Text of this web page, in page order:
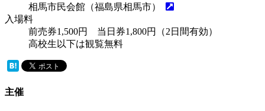
相馬市民会館（福島県相馬市）
入場料
前売券1,500円 当日券1,800円（2日間有効）
高校生以下は観覧無料
主催